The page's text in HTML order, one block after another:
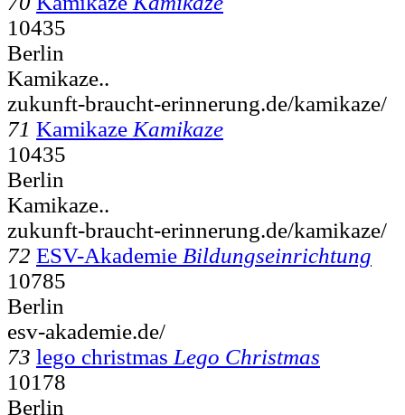
10435
Berlin
Kamikaze..
zukunft-braucht-erinnerung.de/kamikaze/
71 Kamikaze Kamikaze
10435
Berlin
Kamikaze..
zukunft-braucht-erinnerung.de/kamikaze/
72 ESV-Akademie Bildungseinrichtung
10785
Berlin
esv-akademie.de/
73 lego christmas Lego Christmas
10178
Berlin